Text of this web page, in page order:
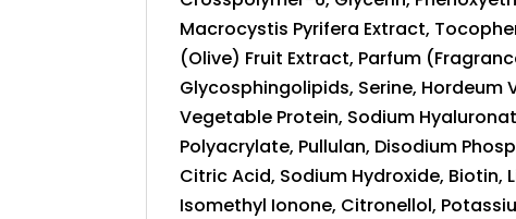
Macrocystis Pyrifera Extract,
(Olive) Fruit Extract, Parfum
Glycosphingolipids, Serine, Hordeum
Vegetable Protein, Sodium
Polyacrylate, Pullulan, Disodium
Citric Acid, Sodium Hydroxide, Biotin,
Isomethyl Ionone, Citronellol,